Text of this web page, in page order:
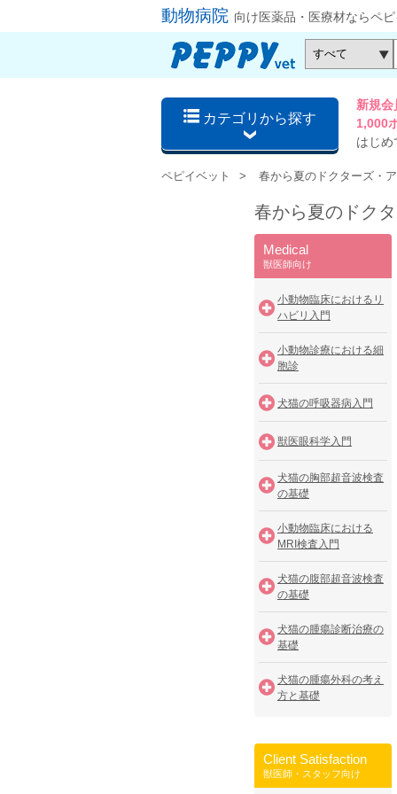
動物病院 向け医薬品・医療材ならペ
カテゴリから探す
新規
1,000
はじめ
ペピイベット 春から夏のドクターズ・
春から夏のドク
Medical
獣医師向け
小動物臨床におけるリ
ハビリ入門
小動物診療における細
胞診
犬猫の呼吸器病入門
獣医眼科学入門
犬猫の胸部超音波検査
の基礎
小動物臨床における
MRI検査入門
犬猫の腹部超音波検査
の基礎
犬猫の腫瘍診断治療の
基礎
犬猫の腫瘍外科の考え
方と基礎
Client Satisfaction
獣医師・スタッフ向け